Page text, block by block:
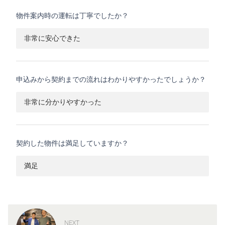
物件案内時の運転は丁寧でしたか？
非常に安心できた
申込みから契約までの流れはわかりやすかったでしょうか？
非常に分かりやすかった
契約した物件は満足していますか？
満足
NEXT